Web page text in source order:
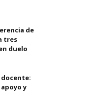
de
tres
duelo
docente:
y